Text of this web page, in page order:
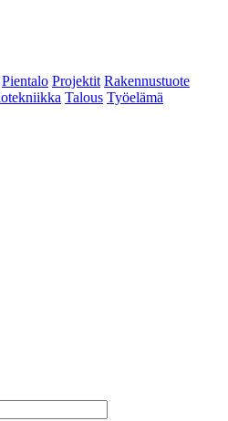
Pientalo Projektit Rakennustuote
Talous Työelämä